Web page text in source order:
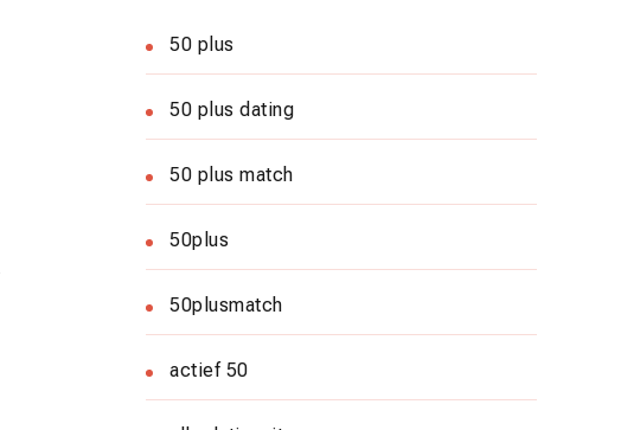
50 plus
50 plus dating
50 plus match
50plus
50plusmatch
actief 50